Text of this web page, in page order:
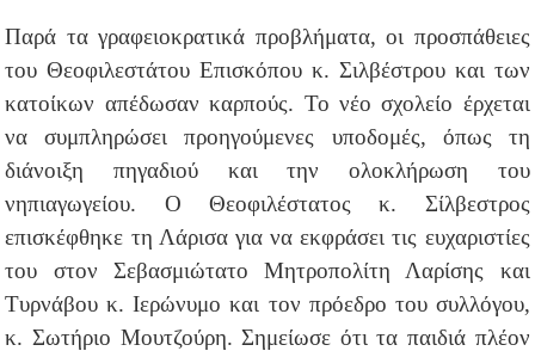
Παρά τα γραφειοκρατικά προβλήματα, οι προσπάθειες
του Θεοφιλεστάτου Eπισκόπου κ. Σιλβέστρου και των
κατοίκων απέδωσαν καρπούς. Το νέο σχολείο έρχεται
να συμπληρώσει προηγούμενες υποδομές, όπως τη
διάνοιξη πηγαδιού και την ολοκλήρωση του
νηπιαγωγείου. Ο Θεοφιλέστατος κ. Σίλβεστρος
επισκέφθηκε τη Λάρισα για να εκφράσει τις ευχαριστίες
του στον Σεβασμιώτατο Μητροπολίτη Λαρίσης και
Τυρνάβου κ. Ιερώνυμο και τον πρόεδρο του συλλόγου,
κ. Σωτήριο Μουτζούρη. Σημείωσε ότι τα παιδιά πλέον